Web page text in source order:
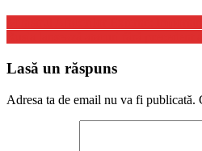
Lasă un răspuns
Adresa ta de email nu va fi publicată.